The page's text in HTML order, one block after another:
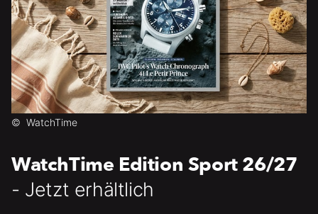
© WatchTime
WatchTime Edition Sport 26/27
- Jetzt erhältlich